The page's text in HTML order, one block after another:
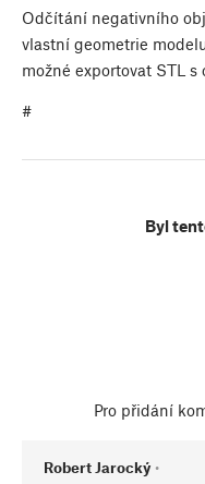
Odčítání negativního
vlastní geometrie
možné exportovat STL
#
Byl
Pro přidání
Robert Jarocký •